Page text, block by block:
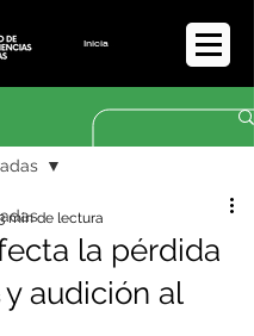
Iniciar sesión
la pérdida
audición al
min de lectura